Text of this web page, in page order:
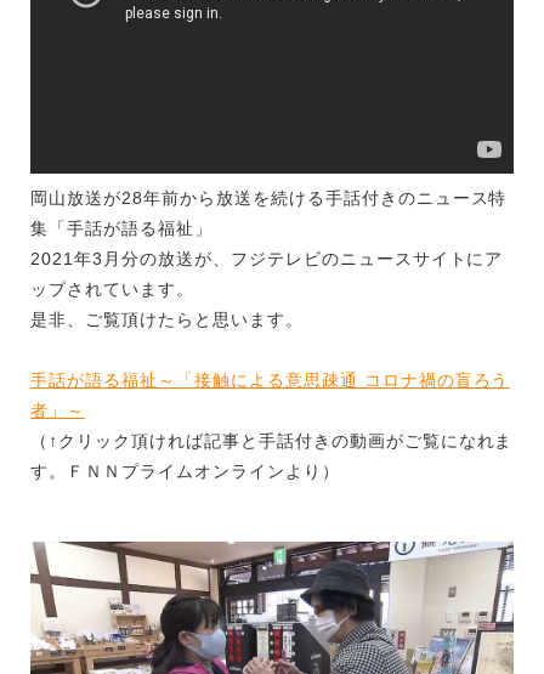
岡山放送が28年前から放送を続ける手話付きのニュース特
集「手話が語る福祉」
2021年3月分の放送が、フジテレビのニュースサイトにア
ップされています。
是非、ご覧頂けたらと思います。
手話が語る福祉～「接触による意思疎通 コロナ禍の盲ろう
者」～
（↑クリック頂ければ記事と手話付きの動画がご覧になれま
す。ＦＮＮプライムオンラインより）